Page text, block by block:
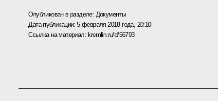
Опубликован в разделе: Документы
Дата публикации:5 февраля 2018 года, 20:10
Ссылка на материал: kremlin.ru/d/56793